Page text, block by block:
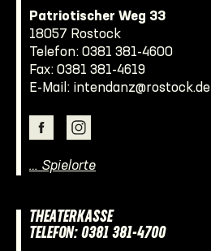
Patriotischer Weg 33
18057 Rostock
Telefon: 0381 381-4600
Fax: 0381 381-4619
E-Mail: intendanz@rostock.de
… Spielorte
THEATERKASSE
TELEFON: 0381 381-4700